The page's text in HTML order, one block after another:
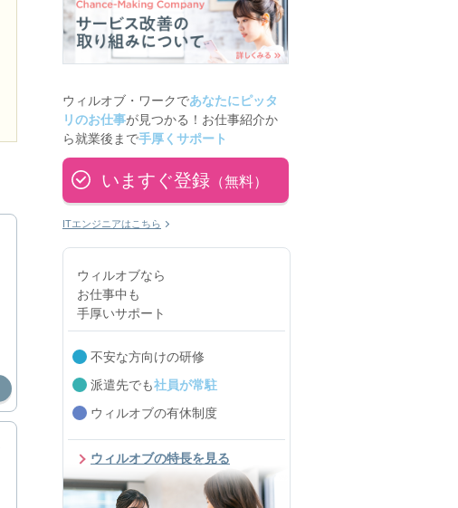
ウィルオブ・ワークであなたにピッタ
リのお仕事が見つかる！お仕事紹介か
ら就業後まで手厚くサポート
いますぐ登録 （無料）
ITエンジニアはこちら
ウィルオブなら
お仕事中も
手厚いサポート
不安な方向けの研修
派遣先でも社員が常駐
ウィルオブの有休制度
ウィルオブの特長を見る